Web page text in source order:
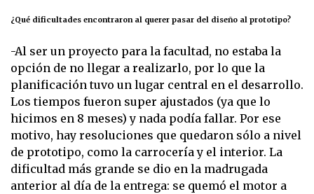
¿Qué dificultades encontraron al querer pasar del diseño al prototipo?
-Al ser un proyecto para la facultad, no estaba la
opción de no llegar a realizarlo, por lo que la
planificación tuvo un lugar central en el desarrollo.
Los tiempos fueron super ajustados (ya que lo
hicimos en 8 meses) y nada podía fallar. Por ese
motivo, hay resoluciones que quedaron sólo a nivel
de prototipo, como la carrocería y el interior. La
dificultad más grande se dio en la madrugada
anterior al día de la entrega: se quemó el motor a